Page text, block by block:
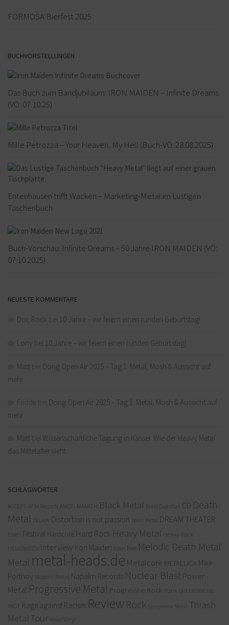
FORMOSA Bierfest 2025
BUCHVORSTELLUNGEN
Das Buch zum Bandjubiläum: IRON MAIDEN – Infinite Dreams
(VÖ: 07.10.25)
Mille Petrozza – Your Heaven, My Hell (Buch-VÖ: 28.08.2025)
Entenhausen trifft Wacken – Marketing-Metal im Lustigen
Taschenbuch
Buch-Vorschau: Infinite Dreams – 50 Jahre IRON MAIDEN (VÖ:
07.10.2025)
NEUESTE KOMMENTARE
Doc Rock 10 Jahre – wir feiern einen runden Geburtstag!
Lony 10 Jahre – wir feiern einen runden Geburtstag!
Matt
Dong Open Air 2025 – Tag 1: Metal, Mosh & Aussicht auf
mehr
Dong Open Air 2025 – Tag 1: Metal, Mosh & Aussicht auf
mehr
Matt
Wissenschaftliche Tagung in Kassel: Wie der Heavy Metal
das Mittelalter sieht
SCHLAGWÖRTER
ACCEPT AFM Records AMON AMARTH Black Metal Blind Guardian CD Death
Metal
DELAIN Distortion is our passion Doom Metal DREAM THEATER
Essen Festival Hardcore Hard Rock Heavy Metal Heavy Rock
HELLOWEEN Interview Iron Maiden Köln live Melodic Death Metal
Metal metal-heads.de Metalcore METALLICA MIke
Portnoy Modern Metal Napalm Records Nuclear Blast Power
Metal Progressive Metal Progressive Rock Punk QUEENSRYCHE
RAGE Rage against Racism Review Rock Symphonic Metal
Thrash
Metal Tour Video Vinyl